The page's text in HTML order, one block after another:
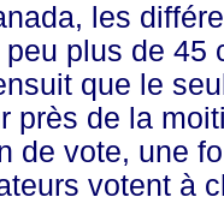
les
plus de 45
que le
près de la
de vote, une
votent à